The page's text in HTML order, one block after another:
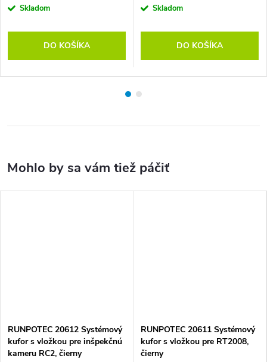
Skladom
DO KOŠÍKA
Skladom
DO KOŠÍKA
RUNPOTEC 20612 Systémový
kufor s vložkou pre inšpekčnú
kameru RC2, čierny
RUNPOTEC 20611 Systémový
kufor s vložkou pre RT2008,
čierny